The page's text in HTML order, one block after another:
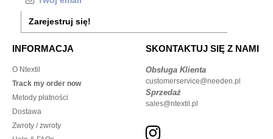
Zarejestruj się!
INFORMACJA
O Ntextil
Track my order now
Metody płatności
Dostawa
Zwroty / zwroty
SKONTAKTUJ SIĘ Z NAMI
Obsługa Klienta
customerservice@needen.pl
Sprzedaż
sales@ntextil.pl